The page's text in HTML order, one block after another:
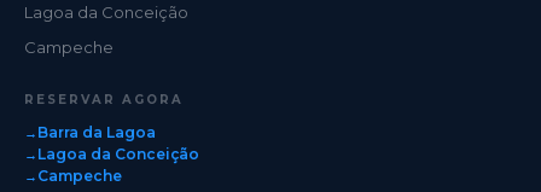
Lagoa da Conceição
Campeche
RESERVAR AGORA
Barra da Lagoa
Lagoa da Conceição
Campeche